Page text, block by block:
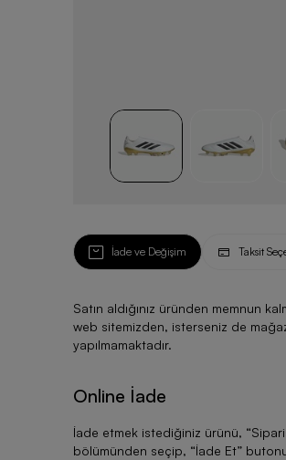
İade ve Değişim Taksit
Satın aldığınız üründen memnun
web sitemizden, isterseniz de
yapılmamaktadır.
Online İade
İade etmek istediğiniz ürünü, “
bölümünden seçip, “İade Et”